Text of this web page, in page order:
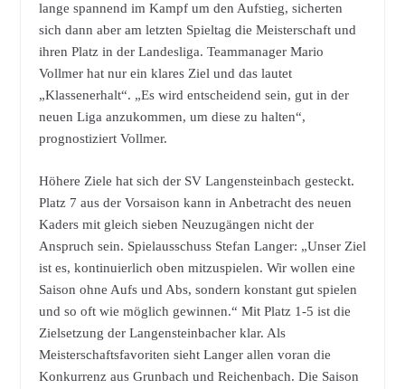
lange spannend im Kampf um den Aufstieg, sicherten
sich dann aber am letzten Spieltag die Meisterschaft und
ihren Platz in der Landesliga. Teammanager Mario
Vollmer hat nur ein klares Ziel und das lautet
„Klassenerhalt“. „Es wird entscheidend sein, gut in der
neuen Liga anzukommen, um diese zu halten“,
prognostiziert Vollmer.
Höhere Ziele hat sich der SV Langensteinbach gesteckt.
Platz 7 aus der Vorsaison kann in Anbetracht des neuen
Kaders mit gleich sieben Neuzugängen nicht der
Anspruch sein. Spielausschuss Stefan Langer: „Unser Ziel
ist es, kontinuierlich oben mitzuspielen. Wir wollen eine
Saison ohne Aufs und Abs, sondern konstant gut spielen
und so oft wie möglich gewinnen.“ Mit Platz 1-5 ist die
Zielsetzung der Langensteinbacher klar. Als
Meisterschaftsfavoriten sieht Langer allen voran die
Konkurrenz aus Grunbach und Reichenbach. Die Saison